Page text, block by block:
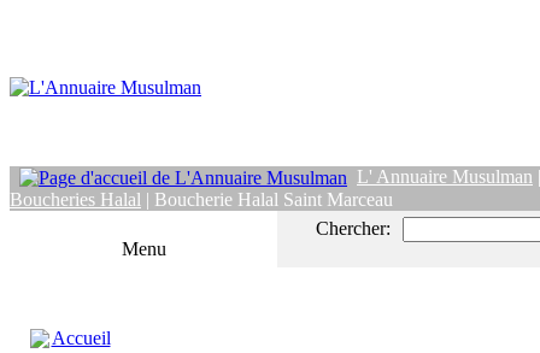
L' Annuaire Musulman
Boucheries Halal | Boucherie Halal Saint Marceau
Menu
Accueil
Chercher: